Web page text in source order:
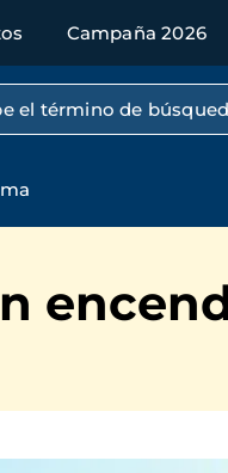
Campaña 2026
por texto